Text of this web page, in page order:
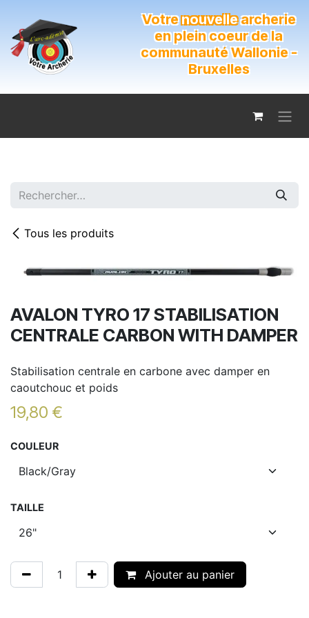
Votrenouvellearcherie
en plein coeur de la
communauté Wallonie -
Bruxelles
Tous les produits
AVALON TYRO 17 STABILISATION
CENTRALE CARBON WITH DAMPER
Stabilisation centrale en carbone avec damper en
caoutchouc et poids
19,80 €
COULEUR
TAILLE
Ajouter au panier